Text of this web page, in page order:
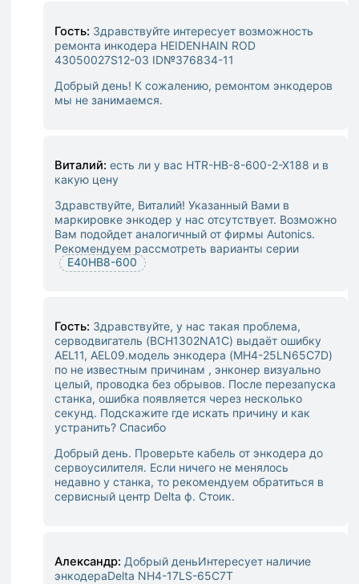
Гость: Здравствуйте интересует возможность
ремонта инкодера HEIDENHAIN ROD
43050027S12-03 ID№376834-11
Добрый день! К сожалению, ремонтом энкодеров
мы не занимаемся.
Виталий: есть ли у вас HTR-HB-8-600-2-X188 и в
какую цену
Здравствуйте, Виталий! Указанный Вами в
маркировке энкодер у нас отсутствует. Возможно
Вам подойдет аналогичный от фирмы Autonics.
Рекомендуем рассмотреть варианты серии
E40HB8-600
Гость: Здравствуйте, у нас такая проблема,
серводвигатель (BCH1302NA1C) выдаёт ошибку
AEL11, AEL09.модель энкодера (MH4-25LN65C7D)
по не известным причинам , энконер визуально
целый, проводка без обрывов. После перезапуска
станка, ошибка появляется через несколько
секунд. Подскажите где искать причину и как
устранить? Спасибо
Добрый день. Проверьте кабель от энкодера до
сервоусилителя. Если ничего не менялось
недавно у станка, то рекомендуем обратиться в
сервисный центр Delta ф. Стоик.
Александр: Добрый деньИнтересует наличие
энкодераDelta NH4-17LS-65C7T